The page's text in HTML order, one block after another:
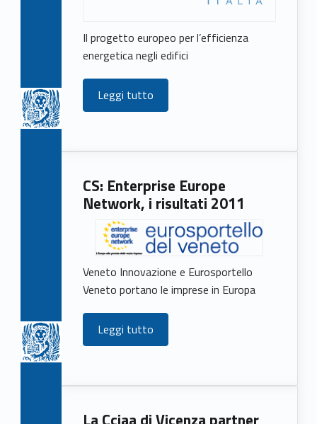
Il progetto europeo per l’efficienza
energetica negli edifici
Leggi tutto
CS: Enterprise Europe
Network, i risultati 2011
Veneto Innovazione e Eurosportello
Veneto portano le imprese in Europa
Leggi tutto